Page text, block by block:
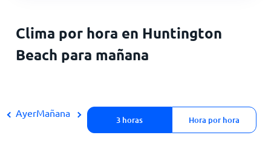
Clima por hora en Huntington
Beach para mañana
Ayer
3 horas Hora por hora
Mañana